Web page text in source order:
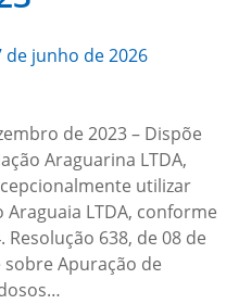
de junho de 2026
de 2023 – Dispõe
Araguarina LTDA,
utilizar
LTDA, conforme
Resolução 638, de 08 de
sobre Apuração de